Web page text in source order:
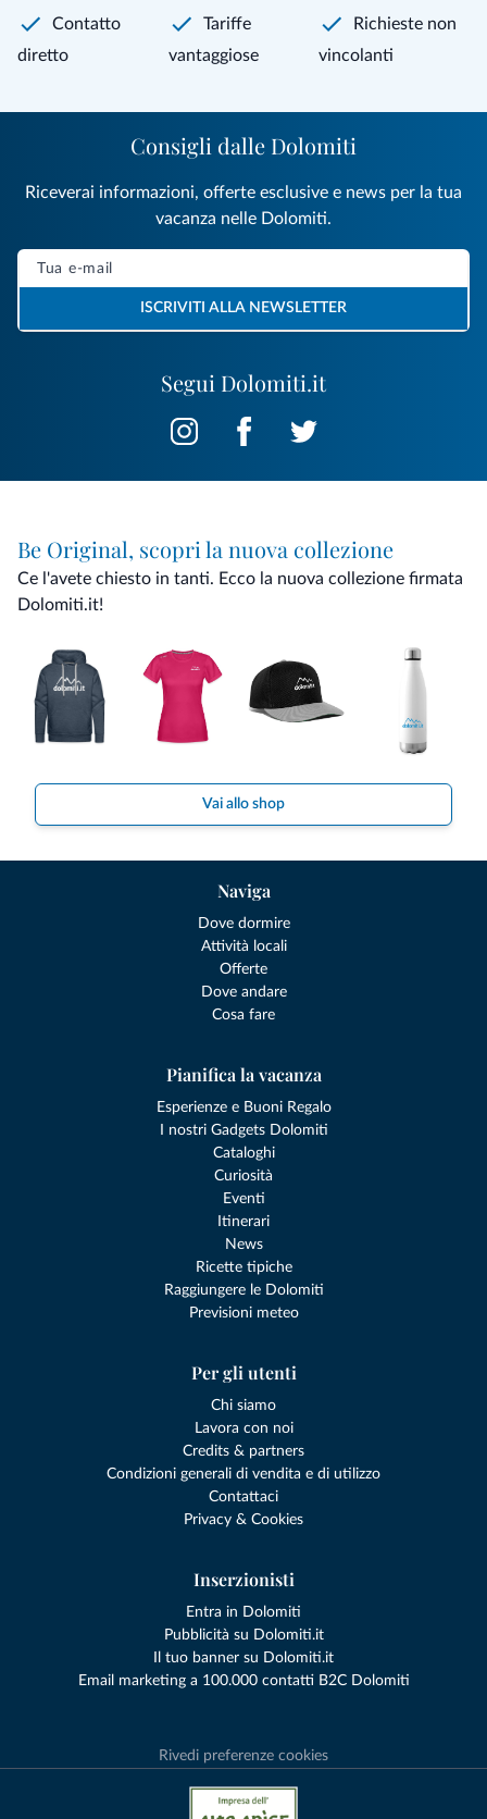
Contatto
diretto
Tariffe
vantaggiose
Richieste non
vincolanti
Segui Dolomiti.it
Consigli dalle Dolomiti
Riceverai informazioni, offerte esclusive e news per la tua
vacanza nelle Dolomiti.
ISCRIVITI ALLA NEWSLETTER
Be Original, scopri la nuova collezione
Ce l'avete chiesto in tanti. Ecco la nuova collezione firmata
Dolomiti.it!
Vai allo shop
Naviga
Dove dormire
Attività locali
Offerte
Dove andare
Cosa fare
Pianifica la vacanza
Esperienze e Buoni Regalo
I nostri Gadgets Dolomiti
Cataloghi
Curiosità
Eventi
Itinerari
News
Ricette tipiche
Raggiungere le Dolomiti
Previsioni meteo
Per gli utenti
Chi siamo
Lavora con noi
Credits & partners
Condizioni generali di vendita e di utilizzo
Contattaci
Privacy & Cookies
Inserzionisti
Entra in Dolomiti
Pubblicità su Dolomiti.it
Il tuo banner su Dolomiti.it
Email marketing a 100.000 contatti B2C Dolomiti
Rivedi preferenze cookies